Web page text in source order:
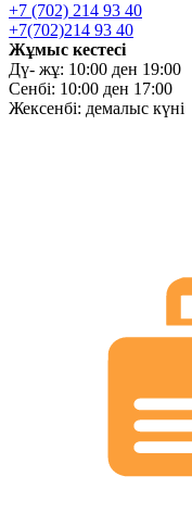
+7 (702) 214 93 40
+7(702)214 93 40
Жұмыс кестесі
Дү- жұ: 10:00 ден 19:00
Сенбі: 10:00 ден 17:00
Жексенбі: демалыс күні